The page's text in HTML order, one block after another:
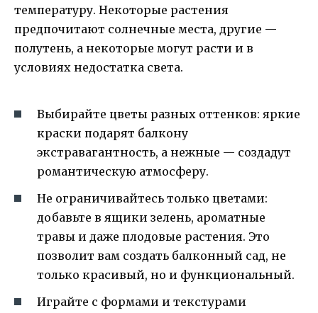
температуру. Некоторые растения
предпочитают солнечные места, другие —
полутень, а некоторые могут расти и в
условиях недостатка света.
Выбирайте цветы разных оттенков: яркие
краски подарят балкону
экстравагантность, а нежные — создадут
романтическую атмосферу.
Не ограничивайтесь только цветами:
добавьте в ящики зелень, ароматные
травы и даже плодовые растения. Это
позволит вам создать балконный сад, не
только красивый, но и функциональный.
Играйте с формами и текстурами